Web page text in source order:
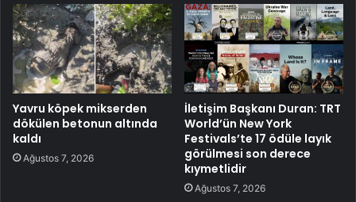
Yavru köpek mikserden
dökülen betonun altında
kaldı
Ağustos 7, 2026
İletişim Başkanı Duran: TRT
World’ün New York
Festivals’te 17 ödüle layık
görülmesi son derece
kıymetlidir
Ağustos 7, 2026